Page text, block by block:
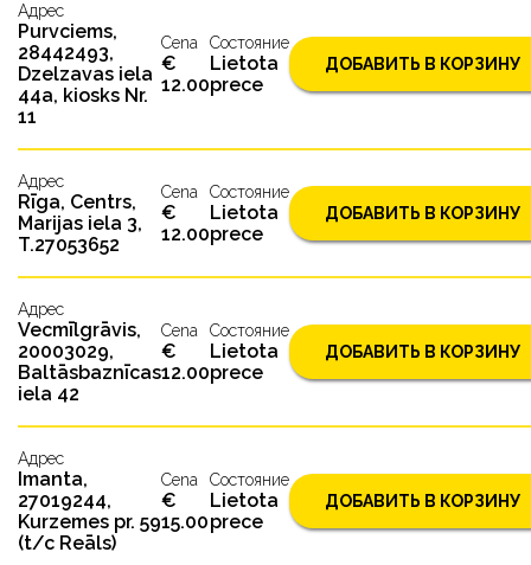
Адрес
Purvciems,
28442493,
Dzelzavas iela
44a, kiosks Nr.
11
Cena
€
12.00
Состояниe
Lietota
prece
ДОБАВИТЬ В КОРЗИНУ
Адрес
Rīga, Centrs,
Marijas iela 3,
T.27053652
Cena
€
12.00
Состояниe
Lietota
prece
ДОБАВИТЬ В КОРЗИНУ
Адрес
Vecmīlgrāvis,
20003029,
Baltāsbaznīcas
iela 42
Cena
€
12.00
Состояниe
Lietota
prece
ДОБАВИТЬ В КОРЗИНУ
Адрес
Imanta,
27019244,
Kurzemes pr. 59
(t/c Reāls)
Cena
€
15.00
Состояниe
Lietota
prece
ДОБАВИТЬ В КОРЗИНУ